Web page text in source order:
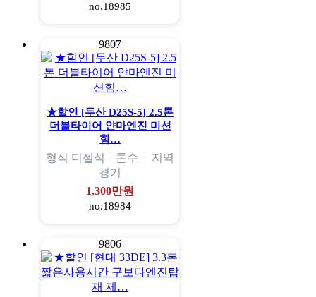
no.18985
9807
★할인 [두산 D25S-5] 2.5톤
더블타이어 얀마엔진 미션
힘…
형식 디젤식 | 톤수 | 지역
경기
1,300만원
no.18984
9806